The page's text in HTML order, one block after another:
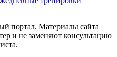
портал. Материалы сайта
и не заменяют консультацию